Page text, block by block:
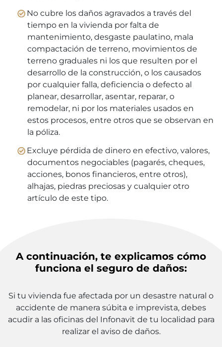
No cubre los daños agravados a través del
tiempo en la vivienda por falta de
mantenimiento, desgaste paulatino, mala
compactación de terreno, movimientos de
terreno graduales ni los que resulten por el
desarrollo de la construcción, o los causados
por cualquier falla, deficiencia o defecto al
planear, desarrollar, asentar, reparar, o
remodelar, ni por los materiales usados en
estos procesos, entre otros que se observan en
la póliza.
Excluye pérdida de dinero en efectivo, valores,
documentos negociables (pagarés, cheques,
acciones, bonos financieros, entre otros),
alhajas, piedras preciosas y cualquier otro
artículo de este tipo.
A continuación, te explicamos cómo
funciona el seguro de daños:
Si tu vivienda fue afectada por un desastre natural o
accidente de manera súbita e imprevista, debes
acudir a las oficinas del Infonavit de tu localidad para
realizar el aviso de daños.